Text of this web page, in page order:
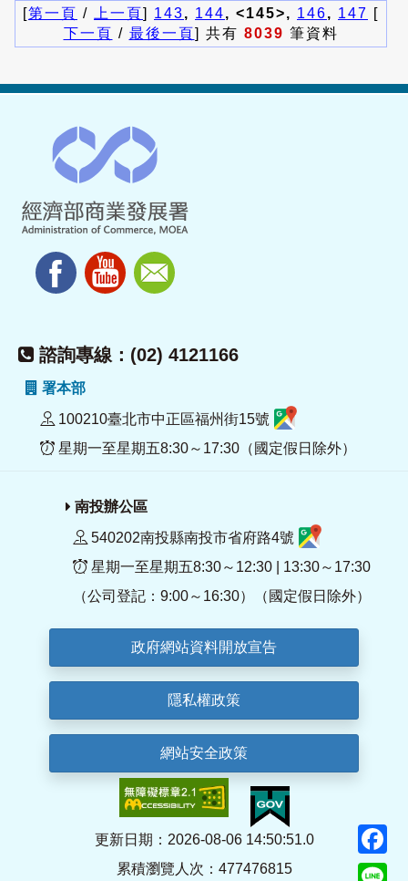
[第一頁 / 上一頁] 143, 144, <145>, 146, 147 [
下一頁 / 最後一頁] 共有 8039 筆資料
諮詢專線：(02) 4121166
署本部
100210臺北市中正區福州街15號
星期一至星期五8:30～17:30（國定假日除外）
南投辦公區
540202南投縣南投市省府路4號
星期一至星期五8:30～12:30 | 13:30～17:30
（公司登記：9:00～16:30）（國定假日除外）
政府網站資料開放宣告
隱私權政策
網站安全政策
更新日期：2026-08-06 14:50:51.0
累積瀏覽人次：477476815